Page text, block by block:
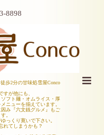
8898
歩2分の甘味処雪屋Conco
すが他にも、
フト麺・オムライス・厚
ニューを揃えています。
み『六文銭グルメ』もご
。
っくり寛いで下さい。
れてしまうかも？